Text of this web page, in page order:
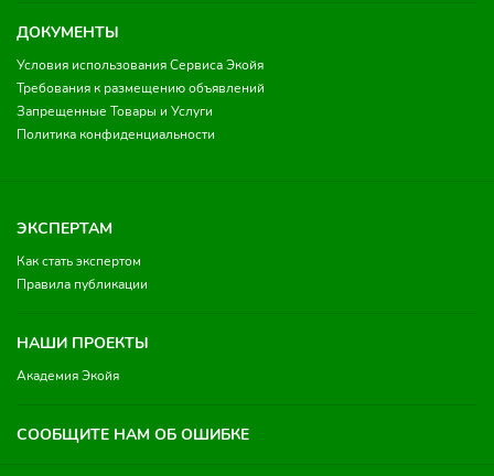
ДОКУМЕНТЫ
Условия использования Сервиса Экойя
Требования к размещению объявлений
Запрещенные Товары и Услуги
Политика конфиденциальности
ЭКСПЕРТАМ
Как стать экспертом
Правила публикации
НАШИ ПРОЕКТЫ
Академия Экойя
СООБЩИТЕ НАМ ОБ ОШИБКЕ